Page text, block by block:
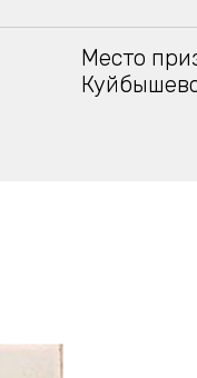
Место